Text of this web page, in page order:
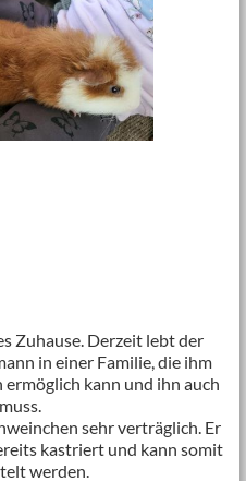
Zuhause. Derzeit lebt der
in einer Familie, die ihm
kann und ihn auch
sehr verträglich. Er
kastriert und kann somit
werden.